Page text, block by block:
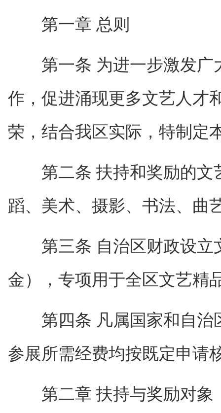
第一章 总则
第一条 为进一步激发广
作，促进涌现更多文艺人才
荣，结合我区实际，特制定
第二条 扶持和奖励的文
蹈、美术、摄影、书法、曲
第三条 自治区财政设立
金），专项用于全区文艺精
第四条 凡属国家和自治
参展所需经费均按既定申请
第二章 扶持与奖励对象